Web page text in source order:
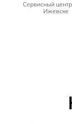
Сервисный центр
Ижевске